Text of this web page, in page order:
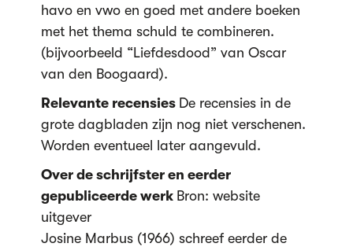
havo en vwo en goed met andere boeken
met het thema schuld te combineren.
(bijvoorbeeld “Liefdesdood” van Oscar
van den Boogaard).
Relevante recensies De recensies in de
grote dagbladen zijn nog niet verschenen.
Worden eventueel later aangevuld.
Over de schrijfster en eerder
gepubliceerde werk Bron: website
uitgever
Josine Marbus (1966) schreef eerder de